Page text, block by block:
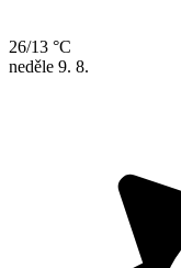
26/13 °C
neděle 9. 8.